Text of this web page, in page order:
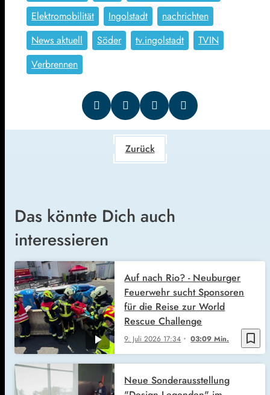
Elektromobilität
Ingolstadt
nachrichten
News aktuell
Söder tv.ingolstadt
TVIN
Verbrennen
Zurück
Das könnte Dich auch
interessieren
bookmark_border
9. Juli 2026 17:34 03:09 Min.
Auf nach Rio? - Neuburger
Feuerwehr sucht Sponsoren
für die Reise zur World
Rescue Challenge
Neue Sonderausstellung